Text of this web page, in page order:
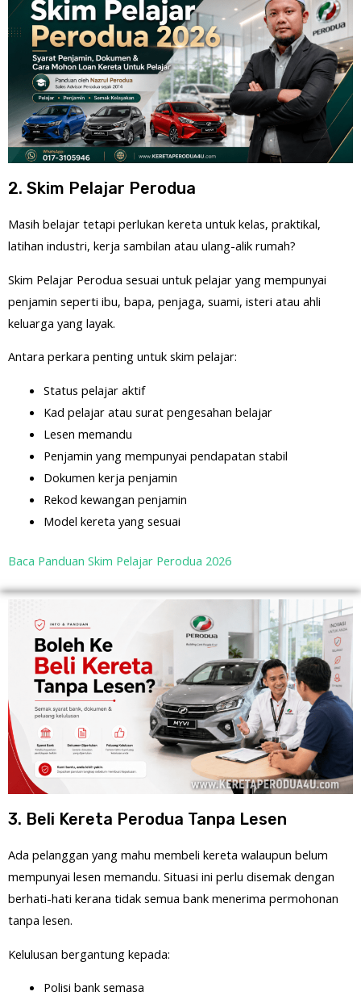
2. Skim Pelajar Perodua
Masih belajar tetapi perlukan kereta untuk kelas, praktikal,
latihan industri, kerja sambilan atau ulang-alik rumah?
Skim Pelajar Perodua sesuai untuk pelajar yang mempunyai
penjamin seperti ibu, bapa, penjaga, suami, isteri atau ahli
keluarga yang layak.
Antara perkara penting untuk skim pelajar:
Status pelajar aktif
Kad pelajar atau surat pengesahan belajar
Lesen memandu
Penjamin yang mempunyai pendapatan stabil
Dokumen kerja penjamin
Rekod kewangan penjamin
Model kereta yang sesuai
Baca Panduan Skim Pelajar Perodua 2026
3. Beli Kereta Perodua Tanpa Lesen
Ada pelanggan yang mahu membeli kereta walaupun belum
mempunyai lesen memandu. Situasi ini perlu disemak dengan
berhati-hati kerana tidak semua bank menerima permohonan
tanpa lesen.
Kelulusan bergantung kepada:
Polisi bank semasa